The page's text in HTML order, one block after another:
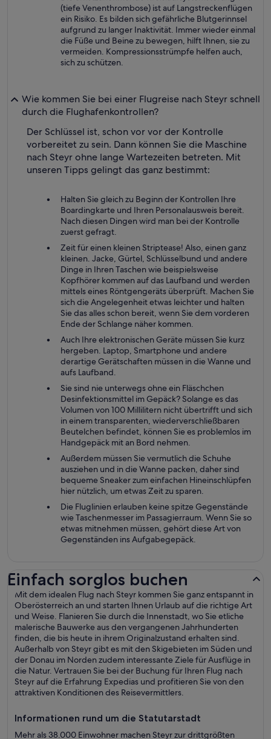
(tiefe Venenthrombose) ist auf Langstreckenflügen
ein Risiko. Es bilden sich gefährliche Blutgerinnsel
aufgrund zu langer Inaktivität. Immer wieder einmal
die Füße und Beine zu bewegen, hilft Ihnen, sie zu
vermeiden. Kompressionsstrümpfe helfen auch,
sich zu schützen.
Wie kommen Sie bei einer Flugreise nach Steyr schnell
durch die Flughafenkontrollen?
Der Schlüssel ist, schon vor vor der Kontrolle
vorbereitet zu sein. Dann können Sie die Maschine
nach Steyr ohne lange Wartezeiten betreten. Mit
unseren Tipps gelingt das ganz bestimmt:
Halten Sie gleich zu Beginn der Kontrollen Ihre
Boardingkarte und Ihren Personalausweis bereit.
Nach diesen Dingen wird man bei der Kontrolle
zuerst gefragt.
Zeit für einen kleinen Striptease! Also, einen ganz
kleinen. Jacke, Gürtel, Schlüsselbund und andere
Dinge in Ihren Taschen wie beispielsweise
Kopfhörer kommen auf das Laufband und werden
mittels eines Röntgengeräts überprüft. Machen Sie
sich die Angelegenheit etwas leichter und halten
Sie das alles schon bereit, wenn Sie dem vorderen
Ende der Schlange näher kommen.
Auch Ihre elektronischen Geräte müssen Sie kurz
hergeben. Laptop, Smartphone und andere
derartige Gerätschaften müssen in die Wanne und
aufs Laufband.
Sie sind nie unterwegs ohne ein Fläschchen
Desinfektionsmittel im Gepäck? Solange es das
Volumen von 100 Millilitern nicht übertrifft und sich
in einem transparenten, wiederverschließbaren
Beutelchen befindet, können Sie es problemlos im
Handgepäck mit an Bord nehmen.
Außerdem müssen Sie vermutlich die Schuhe
ausziehen und in die Wanne packen, daher sind
bequeme Sneaker zum einfachen Hineinschlüpfen
hier nützlich, um etwas Zeit zu sparen.
Die Fluglinien erlauben keine spitze Gegenstände
wie Taschenmesser im Passagierraum. Wenn Sie so
etwas mitnehmen müssen, gehört diese Art von
Gegenständen ins Aufgabegepäck.
Einfach sorglos buchen
Mit dem idealen Flug nach Steyr kommen Sie ganz entspannt in
Oberösterreich an und starten Ihnen Urlaub auf die richtige Art
und Weise. Flanieren Sie durch die Innenstadt, wo Sie etliche
malerische Bauwerke aus den vergangenen Jahrhunderten
finden, die bis heute in ihrem Originalzustand erhalten sind.
Außerhalb von Steyr gibt es mit den Skigebieten im Süden und
der Donau im Norden zudem interessante Ziele für Ausflüge in
die Natur. Vertrauen Sie bei der Buchung für Ihren Flug nach
Steyr auf die Erfahrung Expedias und profitieren Sie von den
attraktiven Konditionen des Reisevermittlers.
Informationen rund um die Statutarstadt
Mehr als 38.000 Einwohner machen Steyr zur drittgrößten